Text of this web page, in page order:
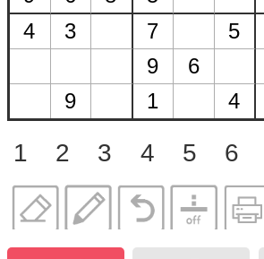
1 2 3 4 5 6